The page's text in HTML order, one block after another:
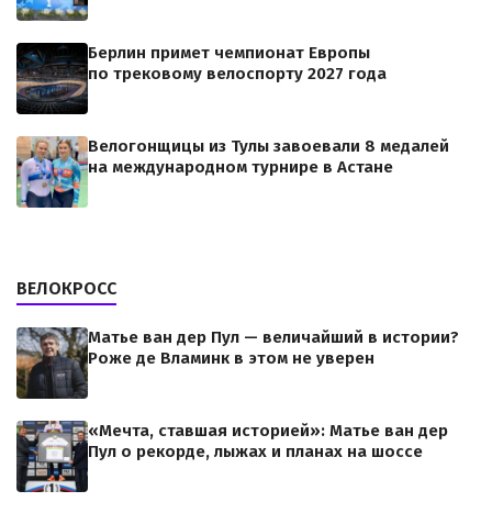
Берлин примет чемпионат Европы
по трековому велоспорту 2027 года
Велогонщицы из Тулы завоевали 8 медалей
на международном турнире в Астане
ВЕЛОКРОСС
Матье ван дер Пул — величайший в истории?
Роже де Вламинк в этом не уверен
«Мечта, ставшая историей»: Матье ван дер
Пул о рекорде, лыжах и планах на шоссе